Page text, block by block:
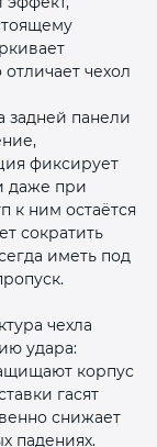
чехол
задней панели
фиксирует
даже при
к ним остаётся
сократить
иметь под
чехла
удара:
корпус
гасят
снижает
падениях.